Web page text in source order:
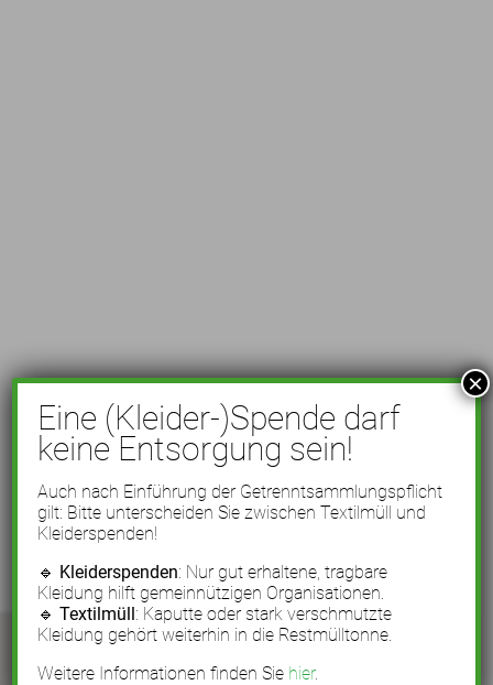
Eine (Kleider-)Spende darf
keine Entsorgung sein!
Auch nach Einführung der Getrenntsammlungspflicht
gilt: Bitte unterscheiden Sie zwischen Textilmüll und
Kleiderspenden!
🔹 Kleiderspenden: Nur gut erhaltene, tragbare
Kleidung hilft gemeinnützigen Organisationen.
🔹Textilmüll: Kaputte oder stark verschmutzte
Kleidung gehört weiterhin in die Restmülltonne.
Weitere Informationen finden Sie hier.
×